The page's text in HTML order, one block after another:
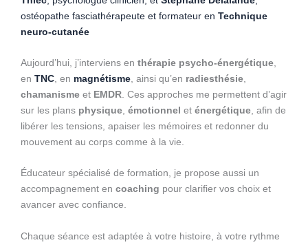
ostéopathe fasciathérapeute et formateur en Technique
neuro-cutanée
Aujourd’hui, j’interviens en thérapie psycho-énergétique
en TNC , en magnétisme , ainsi qu’en radiesthésie
chamanisme et EMDR . Ces approches me permettent d’agir
sur les plans physique émotionnel et énergétique , afin de
libérer les tensions, apaiser les mémoires et redonner du
mouvement au corps comme à la vie.
Éducateur spécialisé de formation, je propose aussi un
accompagnement en coaching pour clarifier vos choix et
avancer avec confiance.
Chaque séance est adaptée à votre histoire, à votre rythme